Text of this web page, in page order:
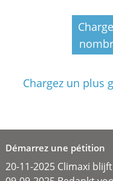
Chargez un plus
Démarrez une pétition
20-11-2025 Climaxi